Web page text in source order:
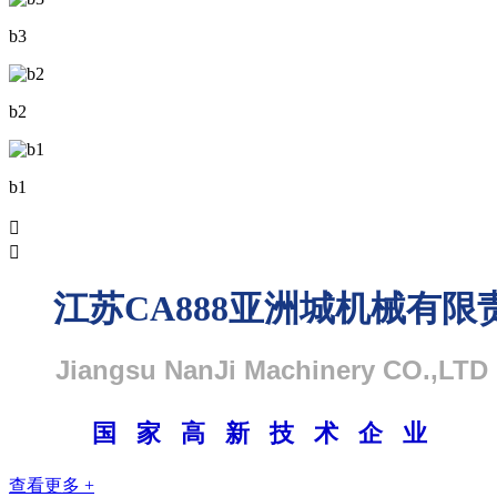
b3
b2
b1


江苏CA888亚洲城机械有限
Jiangsu NanJi Machinery CO.,LTD
国 家 高 新 技 术 企 业
查看更多 +